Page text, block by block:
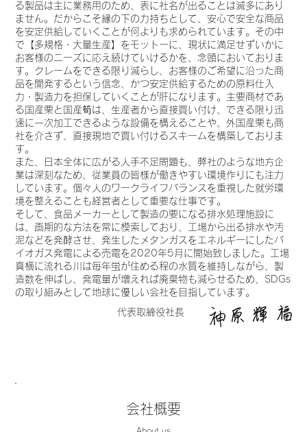
会社概要
About us
る製品は主に業務用のため、表に社名が出ることは滅多にあり
ません。だからこそ縁の下の力持ちとして、安心で安全な商品
を安定供給していくことが何よりも求められています。その中
で【多規格・大量生産】をモットーに、現状に満足せずいかに
お客様のニーズに応え続けていけるかを、念頭においておりま
す。クレームをできる限り減らし、お客様のご希望に沿った商
品を開発するという信念、かつ安定供給するための原料仕入
力・製造力を担保していくことが肝になります。主要商材であ
る国産栗と国産筍は、生産者から直接買い付け、できる限り迅
速に一次加工できるような設備を構えることや、外国産栗も商
社を介さず、直接現地で買い付けるスキームを構築しておりま
す。
また、日本全体に広がる人手不足問題も、弊社のような地方企
業は深刻なため、従業員の皆様が働きやすい環境作りにも注力
しています。個々人のワークライフバランスを重視した就労環
境を整えることも経営者として重要な仕事です。
そして、食品メーカーとして製造の要になる排水処理施設に
は、画期的な方法を常に模索しており、工場から出る排水や汚
泥などを発酵させ、発生したメタンガスをエネルギーにしたバ
イオガス発電による売電を2020年5月に開始致しました。工場
真横に流れる川は毎年蛍が住める程の水質を維持しながら、製
造数を伸ばし、発電量が増えれば廃棄物も減らせるため、SDGs
の取り組みとして地球に優しい会社を目指しています。
代表取締役社長